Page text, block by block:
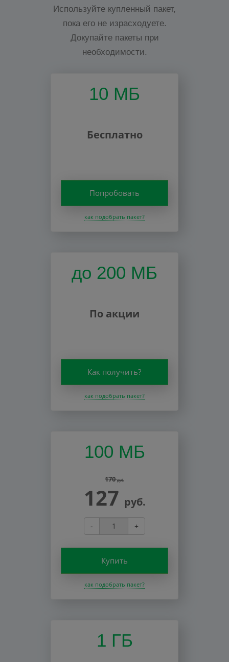
Используйте купленный пакет,
пока его не израсходуете.
Докупайте пакеты при
необходимости.
10 МБ
Бесплатно
Попробовать
как подобрать пакет?
до 200 МБ
По акции
Как получить?
как подобрать пакет?
100 МБ
170руб.
127 руб.
- +
Купить
как подобрать пакет?
1 ГБ